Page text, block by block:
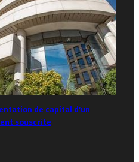
de capital d’un
souscrite